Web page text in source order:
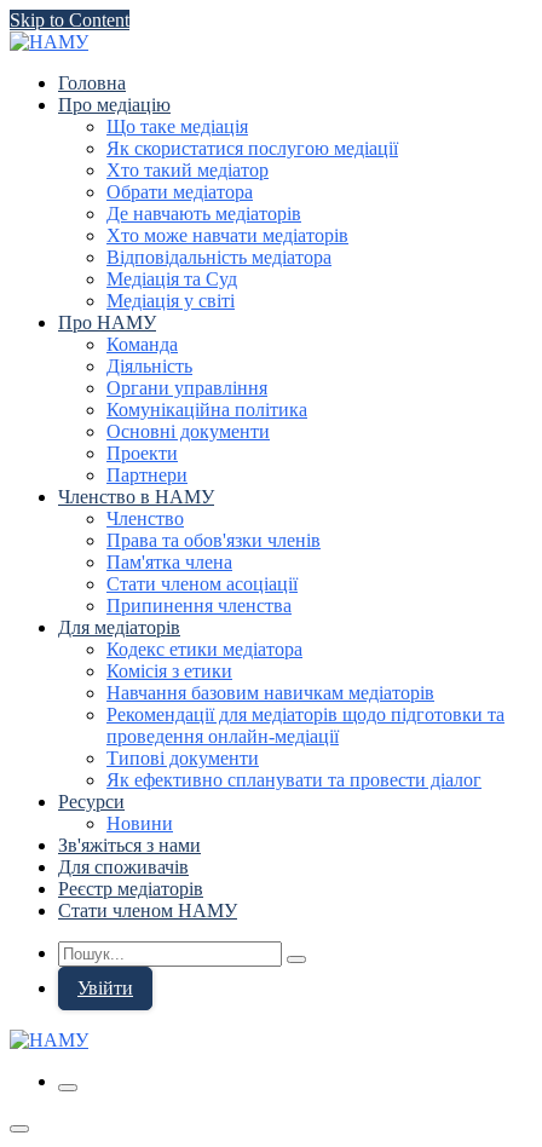
Skip to Content
Головна
Про медіацію
Що таке медіація
Як скористатися послугою медіації
Хто такий медіатор
Обрати медіатора
Де навчають медіаторів
Хто може навчати медіаторів
Відповідальність медіатора
Медіація та Суд
Медіація у світі
Про НАМУ
Команда
Діяльність
Органи управління
Комунікаційна політика
Основні документи
Проекти
Партнери
Членство в НАМУ
Членство
Права та обов'язки членів
Пам'ятка члена
Стати членом асоціації
Припинення членства
Для медіаторів
Кодекс етики медіатора
Комісія з етики
Навчання базовим навичкам медіаторів
Рекомендації для медіаторів щодо підготовки та
проведення онлайн-медіації
Типові документи
Як ефективно спланувати та провести діалог
Ресурси
Новини
Зв'яжіться з нами
Для споживачів
Реєстр медіаторів
Стати членом НАМУ
Увійти